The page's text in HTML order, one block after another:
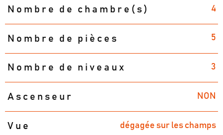
Nombre de chambre(s) 4
Nombre de pièces 5
Nombre de niveaux 3
Ascenseur NON
Vue dégagée sur les champs